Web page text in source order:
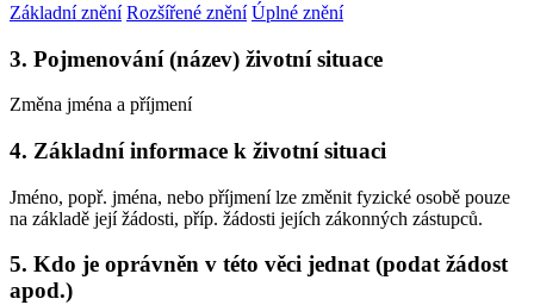
Základní znění Rozšířené znění Úplné znění
3. Pojmenování (název) životní situace
Změna jména a příjmení
4. Základní informace k životní situaci
Jméno, popř. jména, nebo příjmení lze změnit fyzické osobě pouze
na základě její žádosti, příp. žádosti jejích zákonných zástupců.
5. Kdo je oprávněn v této věci jednat (podat žádost
apod.)